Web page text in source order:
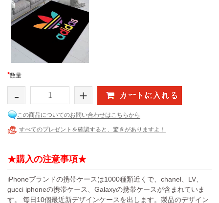
*数量
- +
この商品についてのお問い合わせはこちらから
すべてのプレゼントを確認すると、驚きがありますよ！
★購入の注意事項★
iPhoneブランドの携帯ケースは1000種類近くで、chanel、LV、
gucci iphoneの携帯ケース、Galaxyの携帯ケースが含まれていま
す。 毎日10個最近新デザインケースを出します。製品のデザイン